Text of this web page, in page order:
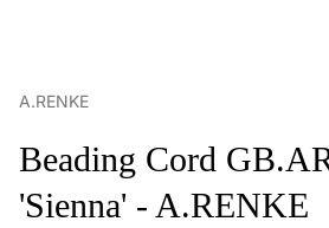
A.RENKE
Beading Cord
'Sienna' - A.RENKE